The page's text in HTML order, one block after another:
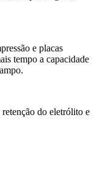
e placas
tempo a capacidade
do eletrólito e